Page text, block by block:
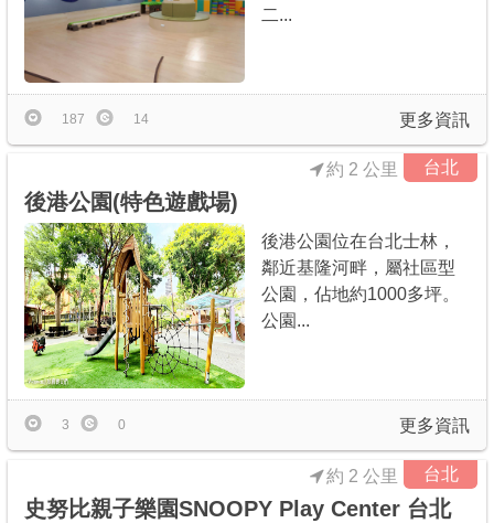
二...
更多資訊
187 14
台北
約 2 公里
後港公園(特色遊戲場)
後港公園位在台北士林，
鄰近基隆河畔，屬社區型
公園，佔地約1000多坪。
公園...
更多資訊
3 0
台北
約 2 公里
史努比親子樂園SNOOPY Play Center 台北